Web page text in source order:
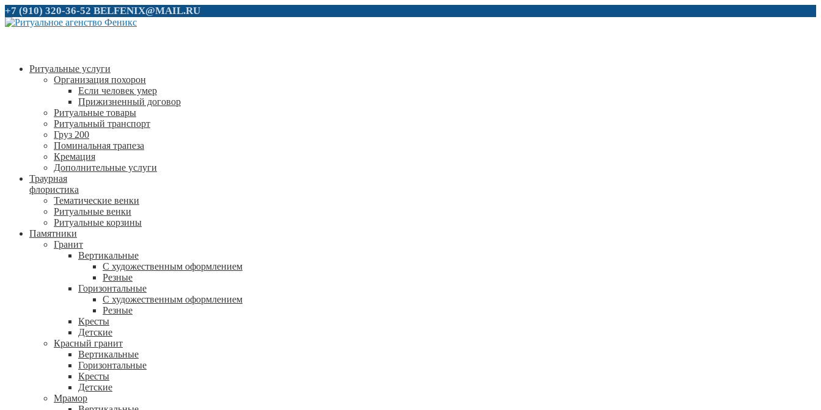
+7 (910) 320-36-52 BELFENIX@MAIL.RU
Ритуальные услуги
Организация похорон
Если человек умер
Прижизненный договор
Ритуальные товары
Ритуальный транспорт
Груз 200
Поминальная трапеза
Кремация
Дополнительные услуги
Траурная
флористика
Тематические венки
Ритуальные венки
Ритуальные корзины
Памятники
Гранит
Вертикальные
С художественным оформлением
Резные
Горизонтальные
С художественным оформлением
Резные
Кресты
Детские
Красный гранит
Вертикальные
Горизонтальные
Кресты
Детские
Мрамор